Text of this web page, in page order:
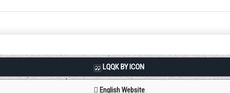
LQQK BY ICON
English Website